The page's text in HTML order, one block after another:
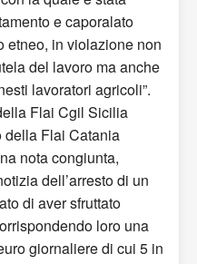
e caporalato
etneo, in violazione non
del lavoro ma anche
lavoratori agricoli”.
Flai Cgil Sicilia
della Flai Catania
nota congiunta,
dell’arresto di un
di aver sfruttato
loro una
giornaliere di cui 5 in